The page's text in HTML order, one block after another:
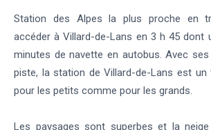
Station des Alpes la plus proche en
accéder à Villard-de-Lans en 3 h 45 dont
minutes de navette en autobus. Avec
piste, la station de Villard-de-Lans est un
pour les petits comme pour les grands.
Les paysages sont superbes et la